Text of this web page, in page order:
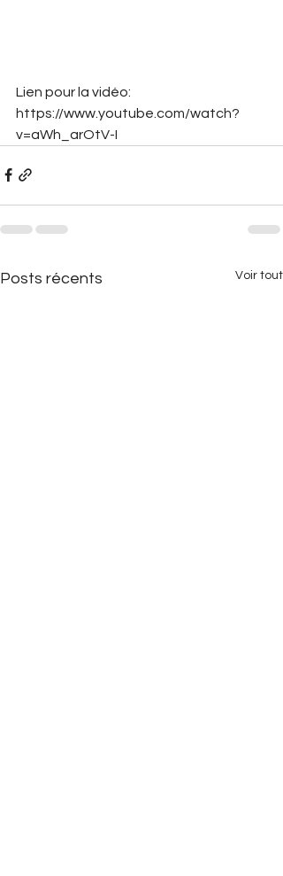
Lien pour la vidéo:
https://www.youtube.com/watch?
v=aWh_arOtV-I
Posts récents Voir tout